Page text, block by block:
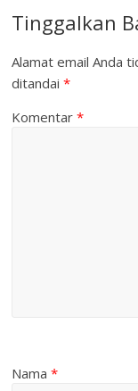
Tinggalkan
Alamat email Anda
ditandai*
Komentar*
Nama*